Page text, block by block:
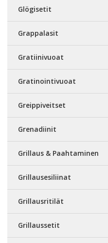
Glögisetit
Grappalasit
Gratiinivuoat
Gratinointivuoat
Greippiveitset
Grenadiinit
Grillaus & Paahtaminen
Grillausesiliinat
Grillausritilät
Grillaussetit